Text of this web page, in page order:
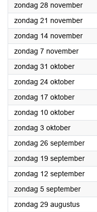
zondag 28 november2021
zondag 21 november2021
zondag 14 november2021
zondag 7 november2021
zondag 31 oktober2021
zondag 24 oktober2021
zondag 17 oktober2021
zondag 10 oktober2021
zondag 3 oktober2021
zondag 26 september2021
zondag 19 september2021
zondag 12 september2021
zondag 5 september2021
zondag 29 augustus2021